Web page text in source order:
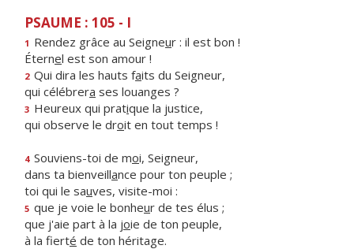
PSAUME : 105 - I
1 Rendez grâce au Seigneur : il est bon !
Éternel est son amour !
2 Qui dira les hauts faits du Seigneur,
qui célébrera ses louanges ?
3 Heureux qui pratique la justice,
qui observe le droit en tout temps !
4 Souviens-toi de moi, Seigneur,
dans ta bienveillance pour ton peuple ;
toi qui le sauves, visite-moi :
5 que je voie le bonheur de tes élus ;
que j'aie part à la joie de ton peuple,
à la fierté de ton héritage.